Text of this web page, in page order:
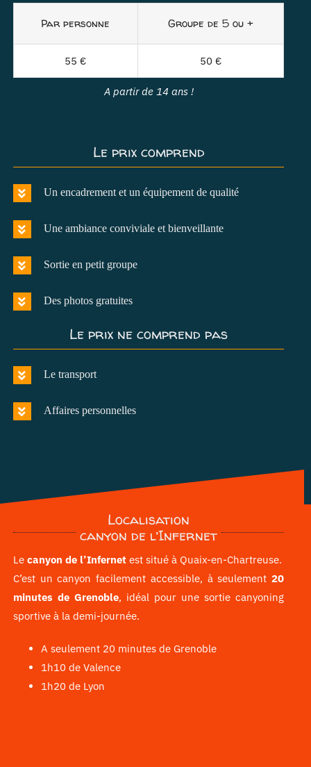
Par personne Groupe de 5 ou +
55 € 50 €
A partir de 14 ans !
Le prix comprend
Un encadrement et un équipement de qualité
Une ambiance conviviale et bienveillante
Sortie en petit groupe
Des photos gratuites
Le prix ne comprend pas
Le transport
Affaires personnelles
Localisation
canyon de l’Infernet
Le canyon de l’Infernetest situé à Quaix-en-Chartreuse.
C’est un canyon facilement accessible, à seulement20
minutes de Grenoble, idéal pour une sortie canyoning
sportive à la demi-journée.
A seulement 20 minutes de Grenoble
1h10 de Valence
1h20 de Lyon